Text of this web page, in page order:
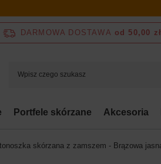
DARMOWA DOSTAWA od 50,00 zł
Portfele skórzane Akcesoria
skórzana z zamszem - Brązowa